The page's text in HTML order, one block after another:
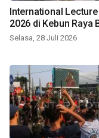
International
2026 di Kebun Raya
Selasa, 28 Juli 2026